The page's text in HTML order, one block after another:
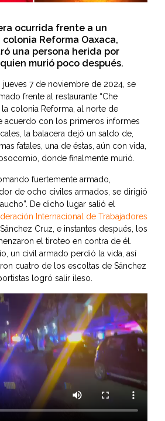
ocurrida frente a un
Reforma Oaxaca,
una persona herida por
murió poco después.
7 de noviembre de 2024, se
frente al restaurante “Che
la colonia Reforma, al norte de
acuerdo con los primeros informes
la balacera dejó un saldo de,
fatales, una de éstas, aún con vida,
donde finalmente murió.
fuertemente armado,
de ocho civiles armados, se dirigió
De dicho lugar salió el
Internacional de Trabajadores
Cruz, e instantes después, los
el tiroteo en contra de él.
un civil armado perdió la vida, así
cuatro de los escoltas de Sánchez
logró salir ileso.